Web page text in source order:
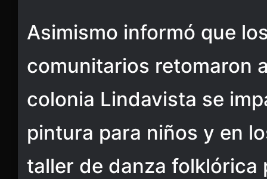
Asimismo informó que
comunitarios retomaron
colonia Lindavista se
pintura para niños y en
taller de danza folklórica